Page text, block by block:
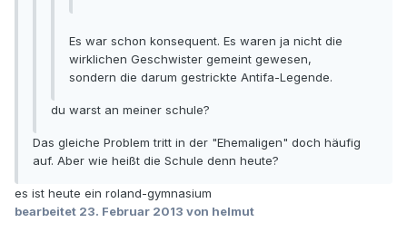
Es war schon konsequent. Es waren ja nicht die
wirklichen Geschwister gemeint gewesen,
sondern die darum gestrickte Antifa-Legende.
du warst an meiner schule?
Das gleiche Problem tritt in der "Ehemaligen" doch häufig
auf. Aber wie heißt die Schule denn heute?
es ist heute ein roland-gymnasium
bearbeitet 23. Februar 2013 von helmut